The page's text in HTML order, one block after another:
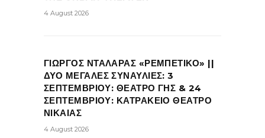
4 August 2026
ΓΙΩΡΓΟΣ ΝΤΑΛΑΡΑΣ «ΡΕΜΠΕΤΙΚΟ» ||
ΔΥΟ ΜΕΓΑΛΕΣ ΣΥΝΑΥΛΙΕΣ: 3
ΣΕΠΤΕΜΒΡΙΟΥ: ΘΕΑΤΡΟ ΓΗΣ & 24
ΣΕΠΤΕΜΒΡΙΟΥ: ΚΑΤΡΑΚΕΙΟ ΘΕΑΤΡΟ
ΝΙΚΑΙΑΣ
4 August 2026